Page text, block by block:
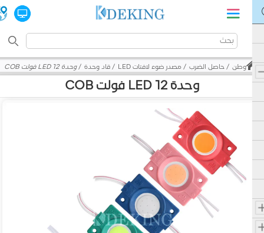
وطن حاصل الضرب مصدر ضوء لافتات LED قاد وحدة وحدة LED 12 فولت COB
وحدة LED 12 فولت COB